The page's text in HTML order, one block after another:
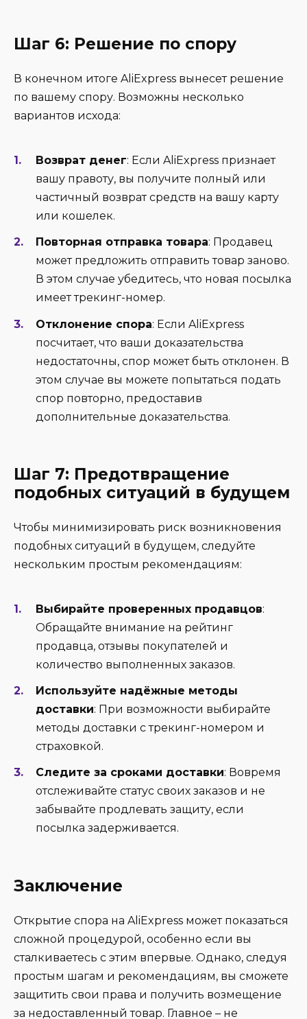
Шаг 6: Решение по спору
В конечном итоге AliExpress вынесет решение
по вашему спору. Возможны несколько
вариантов исхода:
Возврат денег: Если AliExpress признает
вашу правоту, вы получите полный или
частичный возврат средств на вашу карту
или кошелек.
Повторная отправка товара: Продавец
может предложить отправить товар заново.
В этом случае убедитесь, что новая посылка
имеет трекинг-номер.
Отклонение спора: Если AliExpress
посчитает, что ваши доказательства
недостаточны, спор может быть отклонен. В
этом случае вы можете попытаться подать
спор повторно, предоставив
дополнительные доказательства.
Шаг 7: Предотвращение
подобных ситуаций в будущем
Чтобы минимизировать риск возникновения
подобных ситуаций в будущем, следуйте
нескольким простым рекомендациям:
Выбирайте проверенных продавцов:
Обращайте внимание на рейтинг
продавца, отзывы покупателей и
количество выполненных заказов.
Используйте надёжные методы
доставки: При возможности выбирайте
методы доставки с трекинг-номером и
страховкой.
Следите за сроками доставки: Вовремя
отслеживайте статус своих заказов и не
забывайте продлевать защиту, если
посылка задерживается.
Заключение
Открытие спора на AliExpress может показаться
сложной процедурой, особенно если вы
сталкиваетесь с этим впервые. Однако, следуя
простым шагам и рекомендациям, вы сможете
защитить свои права и получить возмещение
за недоставленный товар. Главное – не